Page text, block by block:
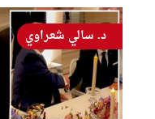
د. سالي شعراوي